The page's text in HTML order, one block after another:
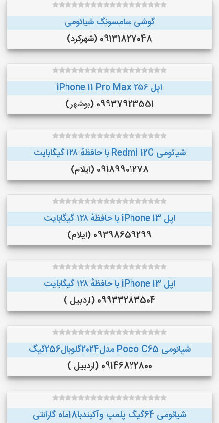
گوشی سامسونگ شیائومی
09131827048 (شهرکرد)
اپل iPhone 11 Pro Max ۲۵۶
09937923551 (بوشهر)
شیائومی Redmi 12C با حافظهٔ ۱۲۸ گیگابایت
09189901278 (ایلام)
اپل iPhone 13 با حافظهٔ ۱۲۸ گیگابایت
09398659299 (ایلام)
اپل iPhone 13 با حافظهٔ ۱۲۸ گیگابایت
09933283504 (اردبیل )
شیائومی Poco C65 مدل2024گلوبال256گیگ
09146822800 (اردبیل )
شیائومی 64گیگ پلمپ وآکبندبا18ماه گارانتی